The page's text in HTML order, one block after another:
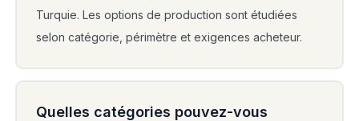
Turquie. Les options de production sont étudiées
selon catégorie, périmètre et exigences acheteur.
Quelles catégories pouvez-vous